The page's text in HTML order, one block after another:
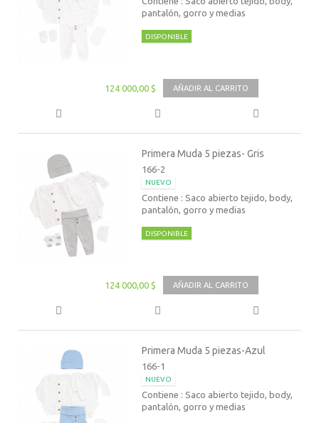
pantalón, gorro y medias
DISPONIBLE
124 000,00 $ AÑADIR AL CARRITO
Primera Muda 5 piezas- Gris
166-2
NUEVO
Contiene : Saco abierto tejido, body,
pantalón, gorro y medias
DISPONIBLE
124 000,00 $ AÑADIR AL CARRITO
Primera Muda 5 piezas-Azul
166-1
NUEVO
Contiene : Saco abierto tejido, body,
pantalón, gorro y medias